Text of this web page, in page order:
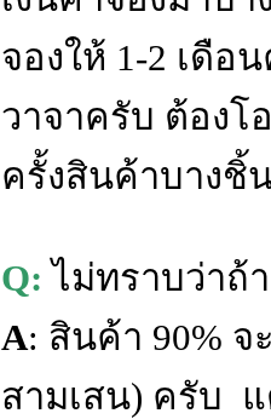
จองให้ 1-2 เดือ
วาจาครับ ต้องโ
ครั้งสินค้าบางชิ้
Q: ไม่ทราบว่าถ้
A: สินค้า 90% จ
สามเสน) ครับ